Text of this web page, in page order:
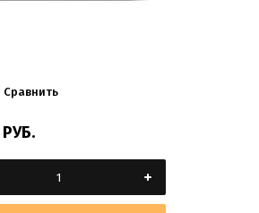
Сравнить
РУБ.